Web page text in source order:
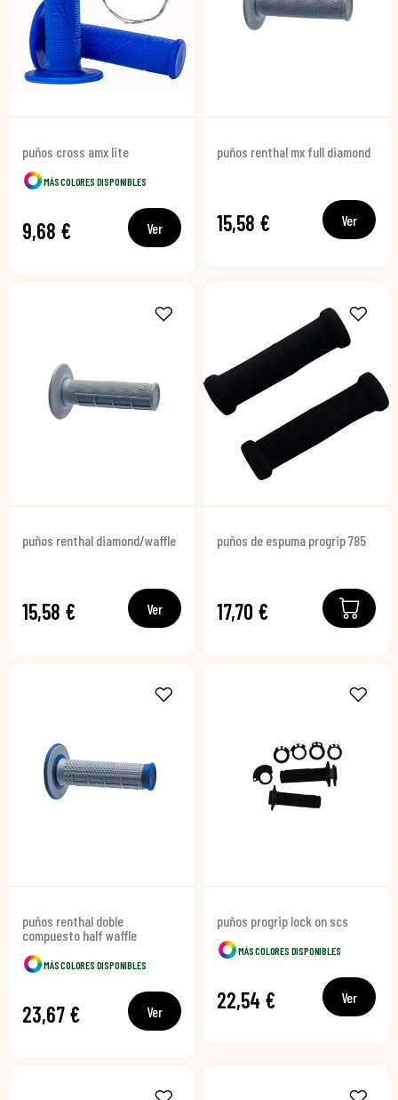
puños cross amx lite
MÁS COLORES DISPONIBLES
9,68 € Ver
puños renthal mx full diamond
15,58 € Ver
puños renthal diamond/waffle
15,58 € Ver
puños de espuma progrip 785
17,70 €
puños renthal doble
compuesto half waffle
MÁS COLORES DISPONIBLES
23,67 € Ver
puños progrip lock on scs
MÁS COLORES DISPONIBLES
22,54 € Ver